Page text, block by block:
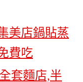
美店鍋貼蒸
費吃